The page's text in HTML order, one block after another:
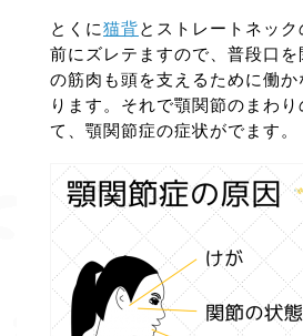
とくに猫背とストレートネッ
前にズレテますので、普段口
の筋肉も頭を支えるために働
ります。それで顎関節のまわ
て、顎関節症の症状がでます。